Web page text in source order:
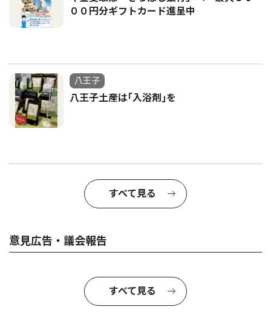
００円分ギフトカード進呈中
八王子
八王子土産は｢入浴剤｣を
すべて見る
意見広告・議会報告
すべて見る